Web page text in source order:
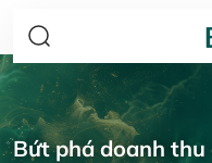
Bứt phá doanh thu